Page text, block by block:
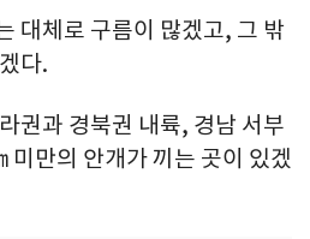
대체로 구름이 많겠고, 그 밖
다.
권과 경북권 내륙, 경남 서부
미만의 안개가 끼는 곳이 있겠